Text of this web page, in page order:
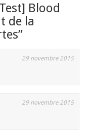
Blood
de la
”
29 novembre 2015
29 novembre 2015